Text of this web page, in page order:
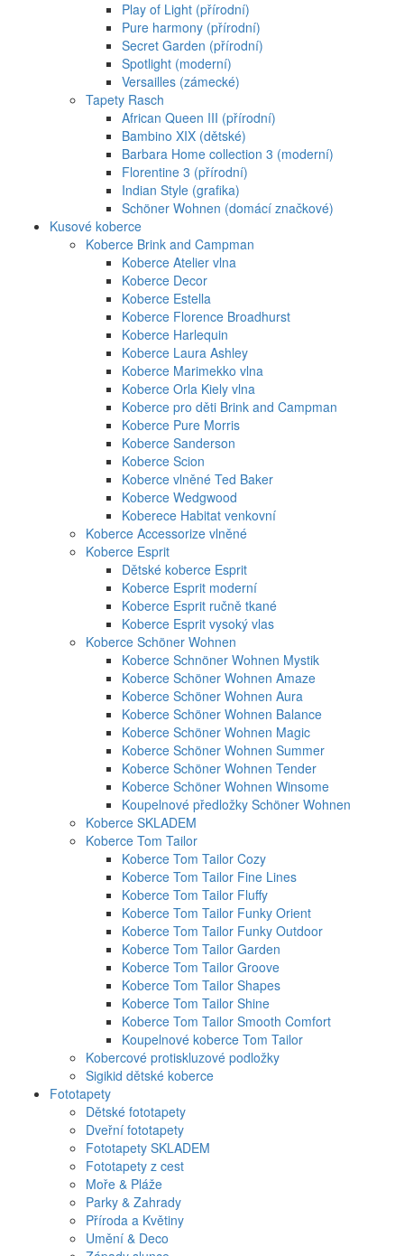
Play of Light (přírodní)
Pure harmony (přírodní)
Secret Garden (přírodní)
Spotlight (moderní)
Versailles (zámecké)
Tapety Rasch
African Queen III (přírodní)
Bambino XIX (dětské)
Barbara Home collection 3 (moderní)
Florentine 3 (přírodní)
Indian Style (grafika)
Schöner Wohnen (domácí značkové)
Kusové koberce
Koberce Brink and Campman
Koberce Atelier vlna
Koberce Decor
Koberce Estella
Koberce Florence Broadhurst
Koberce Harlequin
Koberce Laura Ashley
Koberce Marimekko vlna
Koberce Orla Kiely vlna
Koberce pro děti Brink and Campman
Koberce Pure Morris
Koberce Sanderson
Koberce Scion
Koberce vlněné Ted Baker
Koberce Wedgwood
Koberece Habitat venkovní
Koberce Accessorize vlněné
Koberce Esprit
Dětské koberce Esprit
Koberce Esprit moderní
Koberce Esprit ručně tkané
Koberce Esprit vysoký vlas
Koberce Schöner Wohnen
Koberce Schnöner Wohnen Mystik
Koberce Schöner Wohnen Amaze
Koberce Schöner Wohnen Aura
Koberce Schöner Wohnen Balance
Koberce Schöner Wohnen Magic
Koberce Schöner Wohnen Summer
Koberce Schöner Wohnen Tender
Koberce Schöner Wohnen Winsome
Koupelnové předložky Schöner Wohnen
Koberce SKLADEM
Koberce Tom Tailor
Koberce Tom Tailor Cozy
Koberce Tom Tailor Fine Lines
Koberce Tom Tailor Fluffy
Koberce Tom Tailor Funky Orient
Koberce Tom Tailor Funky Outdoor
Koberce Tom Tailor Garden
Koberce Tom Tailor Groove
Koberce Tom Tailor Shapes
Koberce Tom Tailor Shine
Koberce Tom Tailor Smooth Comfort
Koupelnové koberce Tom Tailor
Kobercové protiskluzové podložky
Sigikid dětské koberce
Fototapety
Dětské fototapety
Dveřní fototapety
Fototapety SKLADEM
Fototapety z cest
Moře & Pláže
Parky & Zahrady
Příroda a Květiny
Umění & Deco